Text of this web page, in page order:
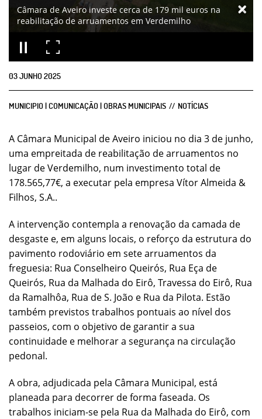
Câmara de Aveiro investe cerca de 179 mil euros na
reabilitação de arruamentos em Verdemilho
03JUNHO2025
MUNICIPIO | COMUNICAÇÃO | OBRAS MUNICIPAIS NOTÍCIAS
A Câmara Municipal de Aveiro iniciou no dia 3 de junho,
uma empreitada de reabilitação de arruamentos no
lugar de Verdemilho, num investimento total de
178.565,77€, a executar pela empresa Vítor Almeida &
Filhos, S.A..
A intervenção contempla a renovação da camada de
desgaste e, em alguns locais, o reforço da estrutura do
pavimento rodoviário em sete arruamentos da
freguesia: Rua Conselheiro Queirós, Rua Eça de
Queirós, Rua da Malhada do Eirô, Travessa do Eirô, Rua
da Ramalhôa, Rua de S. João e Rua da Pilota. Estão
também previstos trabalhos pontuais ao nível dos
passeios, com o objetivo de garantir a sua
continuidade e melhorar a segurança na circulação
pedonal.
A obra, adjudicada pela Câmara Municipal, está
planeada para decorrer de forma faseada. Os
trabalhos iniciam-se pela Rua da Malhada do Eirô, com